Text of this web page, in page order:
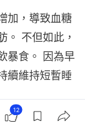
加，導致血糖
。 不但如此，
暴食。 因為早
續維持短暫睡
12